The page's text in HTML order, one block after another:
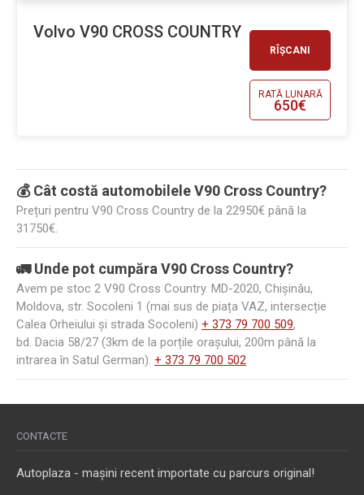
RÎȘCANI
RATĂ LUNARĂ
650€
Volvo V90 CROSS COUNTRY
💰 Cât costă automobilele V90 Cross Country?
Prețuri pentru V90 Cross Country de la 22950€ până la
31750€.
🚛 Unde pot cumpăra V90 Cross Country?
Avem pe stoc 2 V90 Cross Country. MD-2020, Chișinău,
Moldova, str. Socoleni 1 (mai sus de piața VAZ, intersecție
Calea Orheiului și strada Socoleni) + 373 79 700 509,
bd. Dacia 58/27 (3km de la porțile orașului, 200m până la
intrarea în Satul German). + 373 79 700 502
CONTACTE
Autoplaza - mașini recent importate cu parcurs original!